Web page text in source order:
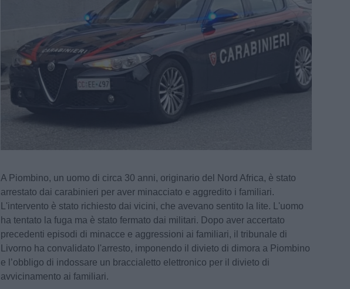
A Piombino, un uomo di circa 30 anni, originario del Nord Africa, è stato
arrestato dai carabinieri per aver minacciato e aggredito i familiari.
L'intervento è stato richiesto dai vicini, che avevano sentito la lite. L'uomo
ha tentato la fuga ma è stato fermato dai militari. Dopo aver accertato
precedenti episodi di minacce e aggressioni ai familiari, il tribunale di
Livorno ha convalidato l'arresto, imponendo il divieto di dimora a Piombino
e l’obbligo di indossare un braccialetto elettronico per il divieto di
avvicinamento ai familiari.